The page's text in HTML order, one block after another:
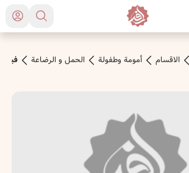
الاقسام أمومة وطفولة الحمل و الرضاعة